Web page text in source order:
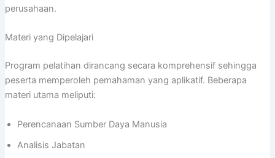
perusahaan.
Materi yang Dipelajari
Program pelatihan dirancang secara komprehensif sehingga
peserta memperoleh pemahaman yang aplikatif. Beberapa
materi utama meliputi:
Perencanaan Sumber Daya Manusia
Analisis Jabatan